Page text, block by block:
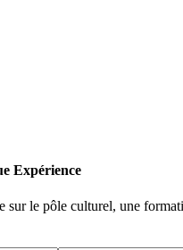
Expérience
sur le pôle culturel, une